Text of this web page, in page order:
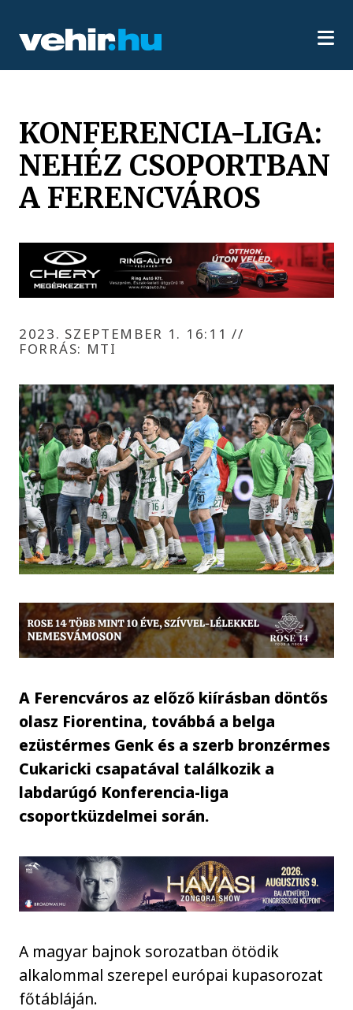
KONFERENCIA-LIGA:
NEHÉZ CSOPORTBAN
A FERENCVÁROS
2023. SZEPTEMBER 1. 16:11//
FORRÁS: MTI
A Ferencváros az előző kiírásban döntős
olasz Fiorentina, továbbá a belga
ezüstérmes Genk és a szerb bronzérmes
Cukaricki csapatával találkozik a
labdarúgó Konferencia-liga
csoportküzdelmei során.
A magyar bajnok sorozatban ötödik
alkalommal szerepel európai kupasorozat
főtábláján.